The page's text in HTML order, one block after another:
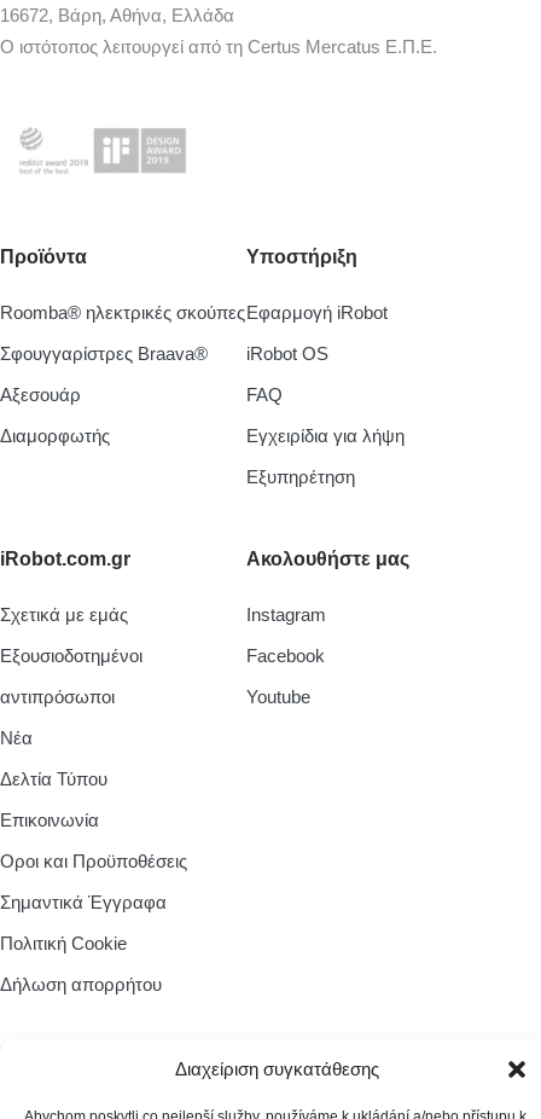
Διαχείριση συγκατάθεσης
16672, Βάρη, Αθήνα, Ελλάδα
Ο ιστότοπος λειτουργεί από τη Certus Mercatus Ε.Π.Ε.
Προϊόντα
Roomba® ηλεκτρικές σκούπες
Σφουγγαρίστρες Braava®
Aξεσουάρ
Διαμορφωτής
Υποστήριξη
Εφαρμογή iRobot
iRobot OS
FAQ
Εγχειρίδια για λήψη
Εξυπηρέτηση
iRobot.com.gr
Σχετικά με εμάς
Εξουσιοδοτημένοι
αντιπρόσωποι
Νέα
Δελτία Τύπου
Επικοινωνία
Οροι και Προϋποθέσεις
Σημαντικά Έγγραφα
Πολιτική Cookie
Δήλωση απορρήτου
Ακολουθήστε μας
Instagram
Facebook
Youtube